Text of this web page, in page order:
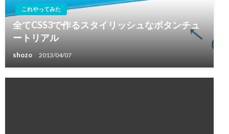
これやってみた
全てCSS3で作るスタイリッシュなボタンチュ
ートリアル
shozo 2013/04/07